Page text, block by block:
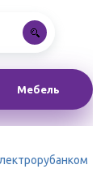
Мебель